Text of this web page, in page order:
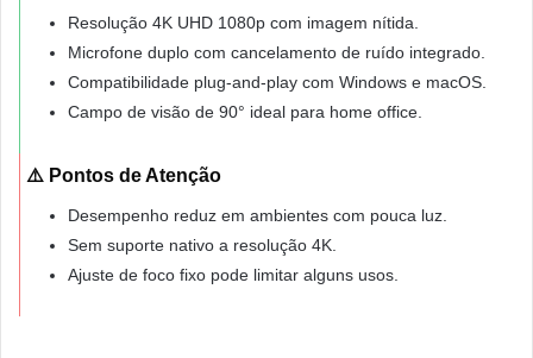
Resolução 4K UHD 1080p com imagem nítida.
Microfone duplo com cancelamento de ruído integrado.
Compatibilidade plug-and-play com Windows e macOS.
Campo de visão de 90° ideal para home office.
⚠️ Pontos de Atenção
Desempenho reduz em ambientes com pouca luz.
Sem suporte nativo a resolução 4K.
Ajuste de foco fixo pode limitar alguns usos.